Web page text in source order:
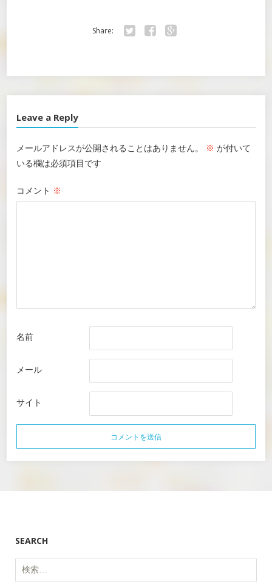
Share:
Leave a Reply
メールアドレスが公開されることはありません。 ※ が付いて
いる欄は必須項目です
コメント ※
名前
メール
サイト
SEARCH
索: